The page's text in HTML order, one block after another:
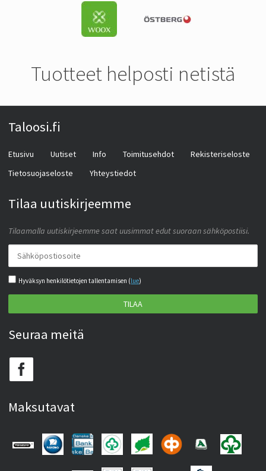
Tuotteet helposti netistä
Taloosi.fi
Etusivu Uutiset Info Toimitusehdot
Rekisteriseloste
Tietosuojaseloste
Yhteystiedot
Tilaa uutiskirjeemme
Tilaamalla uutiskirjeemme saat uusimmat edut suoraan sähköpostiisi.
Hyväksyn henkilötietojen tallentamisen (lue)
TILAA
Seuraa meitä
Maksutavat